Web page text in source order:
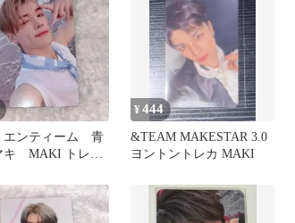
エンティーム 青
MAKI トレ
¥444
&TEAM MAKESTAR 3.0
ヨントントレカ MAKI